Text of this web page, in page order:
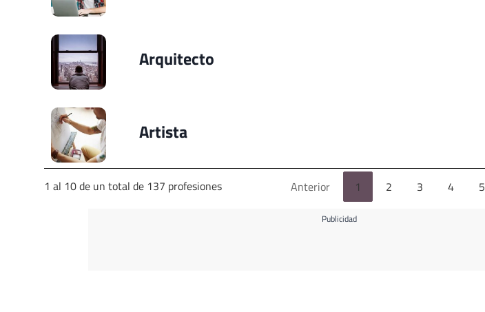
Arquitecto
Artista
1 al 10 de un total de 137 profesiones Anterior 1 2 3 4 5
Publicidad